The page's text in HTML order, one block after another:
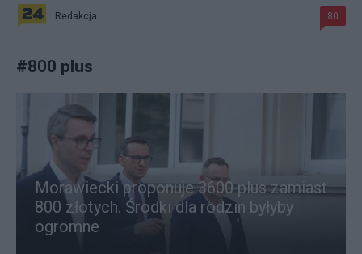
Redakcja 80
#800 plus
Morawiecki proponuje 3600 plus zamiast
800 złotych. Środki dla rodzin byłyby
ogromne